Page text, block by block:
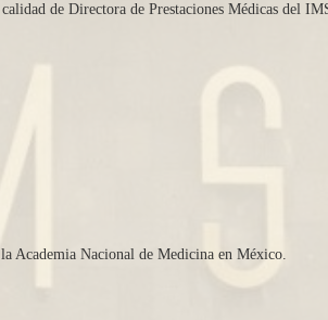
de Directora de Prestaciones Médicas del
Academia Nacional de Medicina en México.